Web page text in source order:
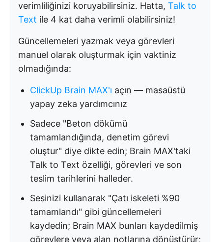
verimliliğinizi koruyabilirsiniz. Hatta, Talk to
Text ile 4 kat daha verimli olabilirsiniz!
Güncellemeleri yazmak veya görevleri
manuel olarak oluşturmak için vaktiniz
olmadığında:
ClickUp Brain MAX'ı açın — masaüstü
yapay zeka yardımcınız
Sadece "Beton dökümü
tamamlandığında, denetim görevi
oluştur" diye dikte edin; Brain MAX'taki
Talk to Text özelliği, görevleri ve son
teslim tarihlerini halleder.
Sesinizi kullanarak "Çatı iskeleti %90
tamamlandı" gibi güncellemeleri
kaydedin; Brain MAX bunları kaydedilmiş
görevlere veya alan notlarına dönüştürür;